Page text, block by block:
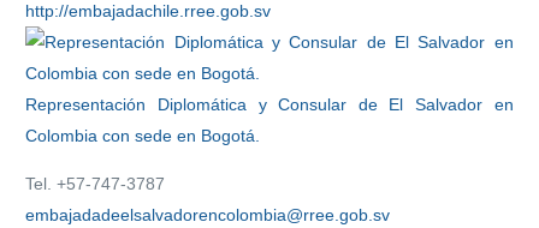
http://embajadachile.rree.gob.sv
Representación Diplomática y Consular de El Salvador en
Colombia con sede en Bogotá.
Tel. +57-747-3787
embajadadeelsalvadorencolombia@rree.gob.sv